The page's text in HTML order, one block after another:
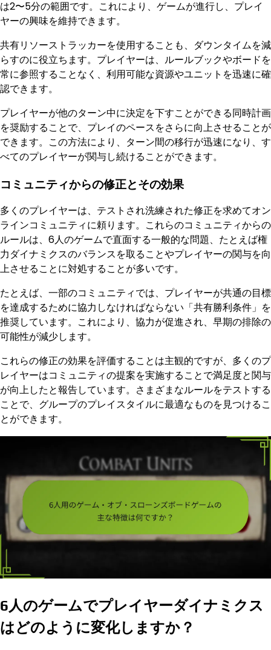
は2〜5分の範囲です。これにより、ゲームが進行し、プレイ
ヤーの興味を維持できます。
共有リソーストラッカーを使用することも、ダウンタイムを減
らすのに役立ちます。プレイヤーは、ルールブックやボードを
常に参照することなく、利用可能な資源やユニットを迅速に確
認できます。
プレイヤーが他のターン中に決定を下すことができる同時計画
を奨励することで、プレイのペースをさらに向上させることが
できます。この方法により、ターン間の移行が迅速になり、す
べてのプレイヤーが関与し続けることができます。
コミュニティからの修正とその効果
多くのプレイヤーは、テストされ洗練された修正を求めてオン
ラインコミュニティに頼ります。これらのコミュニティからの
ルールは、6人のゲームで直面する一般的な問題、たとえば権
力ダイナミクスのバランスを取ることやプレイヤーの関与を向
上させることに対処することが多いです。
たとえば、一部のコミュニティでは、プレイヤーが共通の目標
を達成するために協力しなければならない「共有勝利条件」を
推奨しています。これにより、協力が促進され、早期の排除の
可能性が減少します。
これらの修正の効果を評価することは主観的ですが、多くのプ
レイヤーはコミュニティの提案を実施することで満足度と関与
が向上したと報告しています。さまざまなルールをテストする
ことで、グループのプレイスタイルに最適なものを見つけるこ
とができます。
6人のゲームでプレイヤーダイナミクス
はどのように変化しますか？